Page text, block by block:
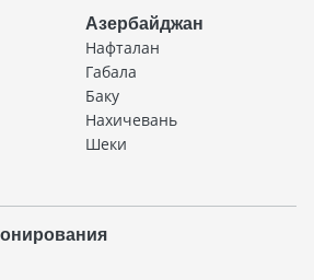
Азербайджан
Нафталан
Габала
Баку
Нахичевань
Шеки